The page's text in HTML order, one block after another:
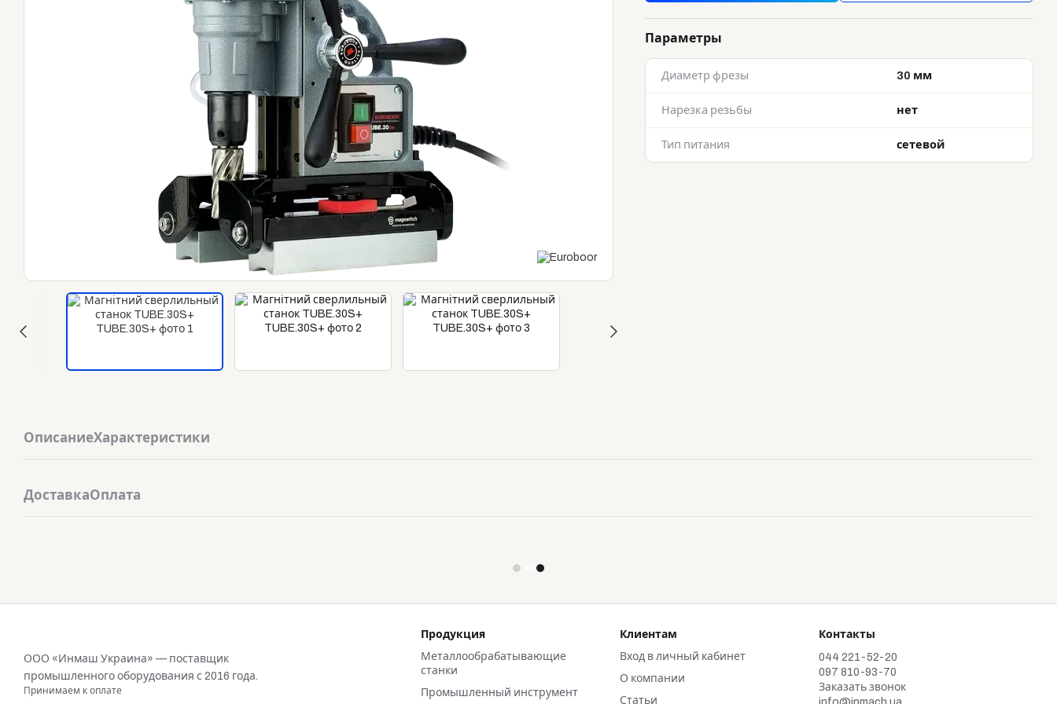
Параметры
Диаметр фрезы 30 мм
Нарезка резьбы нет
Тип питания сетевой
ОписаниеХарактеристики
ДоставкаОплата
ООО «Инмаш Украина» — поставщик
промышленного оборудования с 2016 года.
Принимаем к оплате
Продукция
Металлообрабатывающие
станки
Промышленный инструмент
Клиентам
Вход в личный кабинет
О компании
Статьи
Контакты
044 221-52-20
097 810-93-70
Заказать звонок